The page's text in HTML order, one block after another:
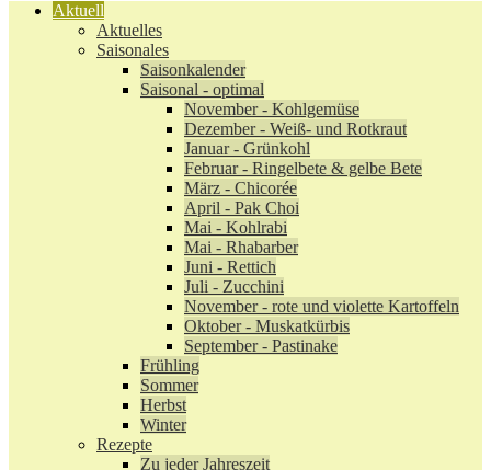
Aktuell
Aktuelles
Saisonales
Saisonkalender
Saisonal - optimal
November - Kohlgemüse
Dezember - Weiß- und Rotkraut
Januar - Grünkohl
Februar - Ringelbete & gelbe Bete
März - Chicorée
April - Pak Choi
Mai - Kohlrabi
Mai - Rhabarber
Juni - Rettich
Juli - Zucchini
November - rote und violette Kartoffeln
Oktober - Muskatkürbis
September - Pastinake
Frühling
Sommer
Herbst
Winter
Rezepte
Zu jeder Jahreszeit